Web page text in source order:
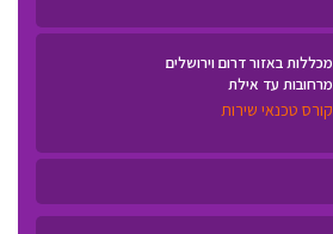
מכללות באזור דרום וירושלים
מרחובות עד אילת
קורס טכנאי שירות